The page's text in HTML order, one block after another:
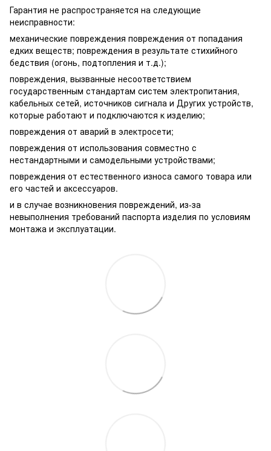
Гарантия не распространяется на следующие
неисправности:
механические повреждения повреждения от попадания
едких веществ; повреждения в результате стихийного
бедствия (огонь, подтопления и т.д.);
повреждения, вызванные несоответствием
государственным стандартам систем электропитания,
кабельных сетей, источников сигнала и Других устройств,
которые работают и подключаются к изделию;
повреждения от аварий в электросети;
повреждения от использования совместно с
нестандартными и самодельными устройствами;
повреждения от естественного износа самого товара или
его частей и аксессуаров.
и в случае возникновения повреждений, из-за
невыполнения требований паспорта изделия по условиям
монтажа и эксплуатации.